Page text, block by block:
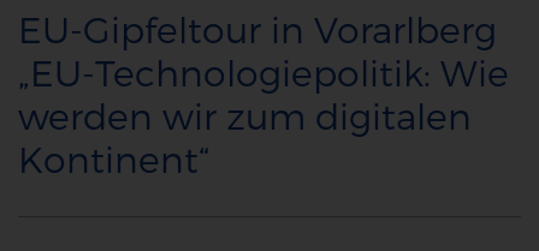
EU-Gipfeltour in Vorarlberg
„EU-Technologiepolitik: Wie
werden wir zum digitalen
Kontinent“